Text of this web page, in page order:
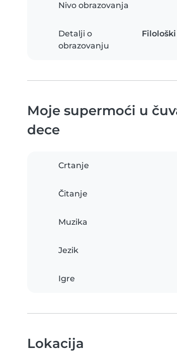
Nivo obrazovanja
Detalji o
obrazovanju
Moje supermoći u
dece
Crtanje
Čitanje
Muzika
Jezik
Igre
Lokacija